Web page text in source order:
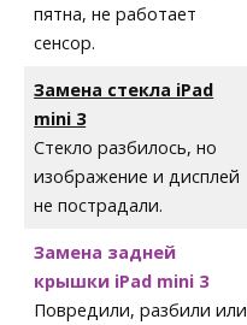
пятна, не работает
сенсор.
Замена стекла iPad
mini 3
Стекло разбилось, но
изображение и дисплей
не пострадали.
Замена задней
крышки iPad mini 3
Повредили, разбили или